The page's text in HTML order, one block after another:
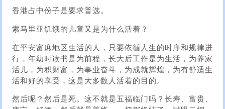
香港占中份子是要求普选。
索马里亚饥饿的儿童又是为什么活着？
在平安富庶地区生活的人，只要依循人生的时序和规律进
行，年幼时读书是为前程，长大后工作是为生活，为养家
活儿，为积财富，为事业奋斗，为成就辉煌，为有舒适生
活和好的享受，这是大多数人活着的目的。
然后呢？然后是死。这不就是五福临门吗？长寿、富贵、